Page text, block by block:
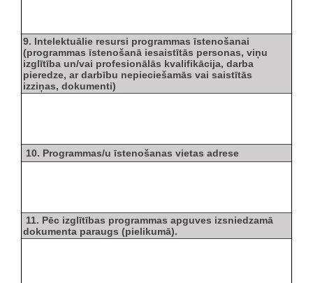
9. Intelektuālie resursi programmas īstenošanai
(programmas īstenošanā iesaistītās personas, viņu
izglītība un/vai profesionālās kvalifikācija, darba
pieredze, ar darbību nepieciešamās vai saistītās
izziņas, dokumenti)
10. Programmas/u īstenošanas vietas adrese
11. Pēc izglītības programmas apguves izsniedzamā
dokumenta paraugs (pielikumā).